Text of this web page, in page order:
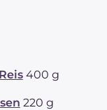
400 g
220 g